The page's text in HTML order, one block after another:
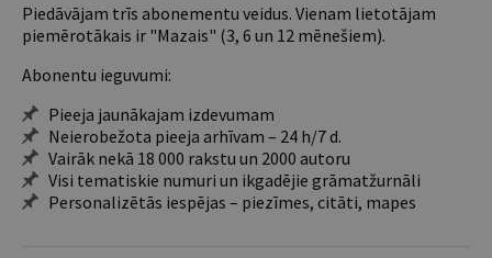
Piedāvājam trīs abonementu veidus. Vienam lietotājam
piemērotākais ir "Mazais" (3, 6 un 12 mēnešiem).
Abonentu ieguvumi:
Pieeja jaunākajam izdevumam
Neierobežota pieeja arhīvam – 24 h/7 d.
Vairāk nekā 18 000 rakstu un 2000 autoru
Visi tematiskie numuri un ikgadējie grāmatžurnāli
Personalizētās iespējas – piezīmes, citāti, mapes